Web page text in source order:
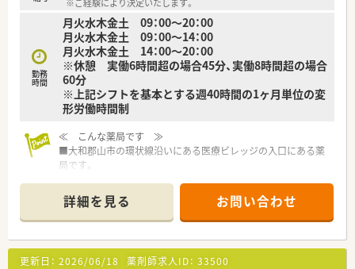
勤務
時間
月火水木金土 09：00～20：00
月火水木金土 09：00～14：00
月火水木金土 14：00～20：00
※休憩 実働6時間超の場合45分、実働8時間超の場合
60分
※上記シフトを基本とする週40時間の1ヶ月単位の変
形労働時間制
≪ こんな薬局です ≫
■大和郡山市の環状線沿いにある医療ビレッジの入口にある薬
局です。
ソリンスタンド、などがあります。
■調剤室が大変広く大きなガラス張りになっており、調剤室を囲
むようにカウンターや待合ソファーが設置されています。
■常勤の方は元々MRをされていた60代男性で、他はパートの皆
様になります★30～50代まで幅広い年代の方が活躍中！
詳細を見る お問い合わせ
更新日： 2026/06/18 薬剤師求人ID： 33500